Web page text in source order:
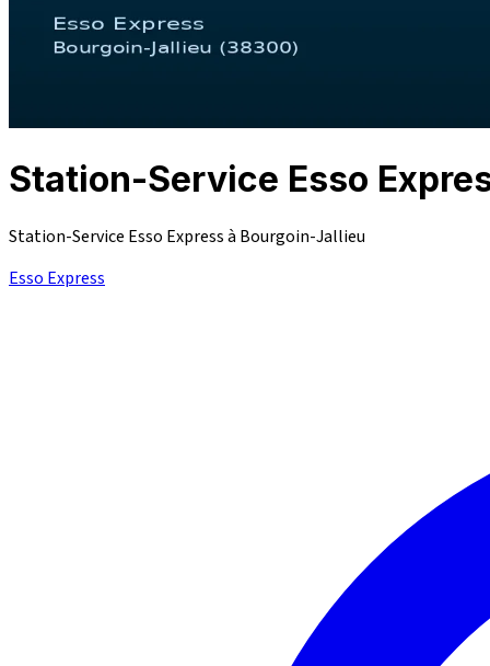
Station-Service Esso
Station-Service Esso Express à Bourgoin-Jallieu
Esso Express